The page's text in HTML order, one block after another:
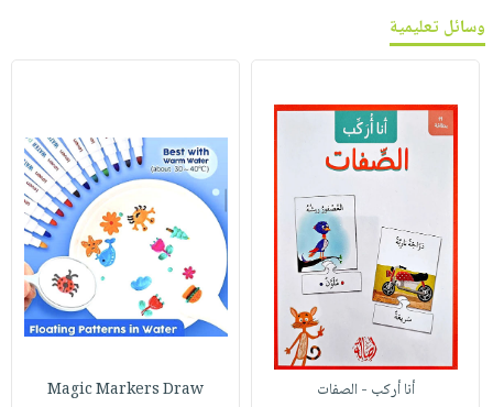
وسائل تعليمية
أنا أركب - الصفات Magic Markers Draw